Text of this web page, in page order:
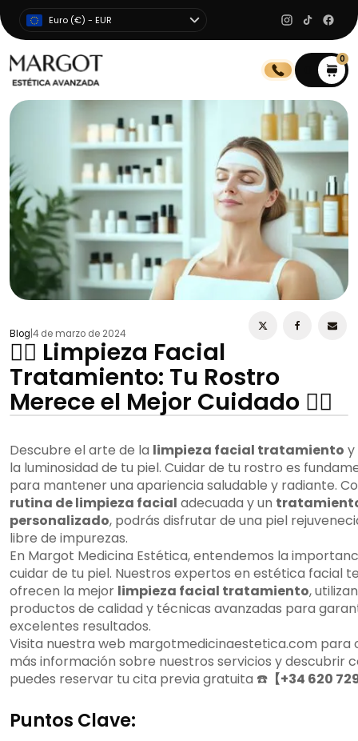
Euro (€) - EUR
0
Blog 4 de marzo de 2024
💆‍♀️ Limpieza Facial
Tratamiento: Tu Rostro
Merece el Mejor Cuidado 💆‍♂️
Descubre el arte de la limpieza facial tratamiento y
la luminosidad de tu piel. Cuidar de tu rostro es
para mantener una apariencia saludable y radiante.
rutina de limpieza facial adecuada y un
personalizado, podrás disfrutar de una piel
libre de impurezas.
En Margot Medicina Estética, entendemos la
cuidar de tu piel. Nuestros expertos en estética facial
ofrecen la mejor limpieza facial tratamiento,
productos de calidad y técnicas avanzadas para
excelentes resultados.
Visita nuestra web margotmedicinaestetica.com para
más información sobre nuestros servicios y descubrir
puedes reservar tu cita previa gratuita ☎️ 【+34 620
Puntos Clave: